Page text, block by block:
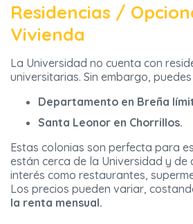
Residencias /
Vivienda
La Universidad no cuenta con
universitarias. Sin embargo,
Departamento en Breña
Santa Leonor en Chorrillos.
Estas colonias son perfecta para
están cerca de la Universidad y de
interés como restaurantes,
Los precios pueden variar,
la renta mensual.